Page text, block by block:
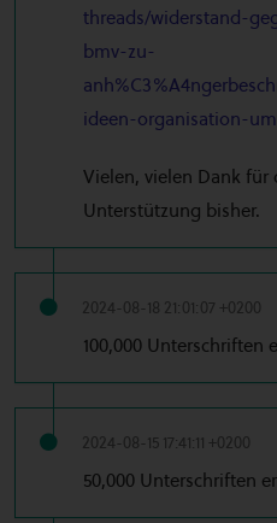
threads/widerstand-
bmv-zu-
ideen-organisation-
Vielen, vielen Dank für
Unterstützung bisher.
2024-08-18 21:01:07 +0200
100,000 Unterschriften
2024-08-15 17:41:11 +0200
50,000 Unterschriften